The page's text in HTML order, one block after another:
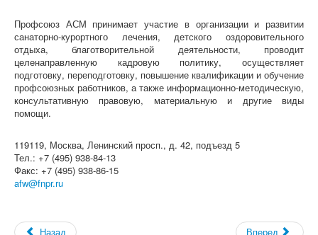
Профсоюз АСМ принимает участие в организации и развитии
санаторно-курортного лечения, детского оздоровительного
отдыха, благотворительной деятельности, проводит
целенаправленную кадровую политику, осуществляет
подготовку, переподготовку, повышение квалификации и обучение
профсоюзных работников, а также информационно-методическую,
консультативную правовую, материальную и другие виды
помощи.
119119, Москва, Ленинский просп., д. 42, подъезд 5
Тел.: +7 (495) 938-84-13
Факс: +7 (495) 938-86-15
afw@fnpr.ru
Назад Вперед